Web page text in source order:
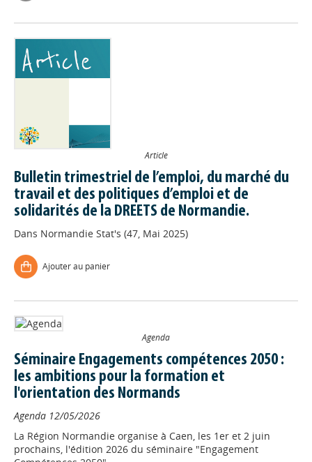
Article
Bulletin trimestriel de l’emploi, du marché du
travail et des politiques d’emploi et de
solidarités de la DREETS de Normandie.
Dans Normandie Stat's (47, Mai 2025)
Ajouter au panier
Agenda
Séminaire Engagements compétences 2050 :
les ambitions pour la formation et
l'orientation des Normands
Agenda 12/05/2026
La Région Normandie organise à Caen, les 1er et 2 juin
prochains, l'édition 2026 du séminaire "Engagement